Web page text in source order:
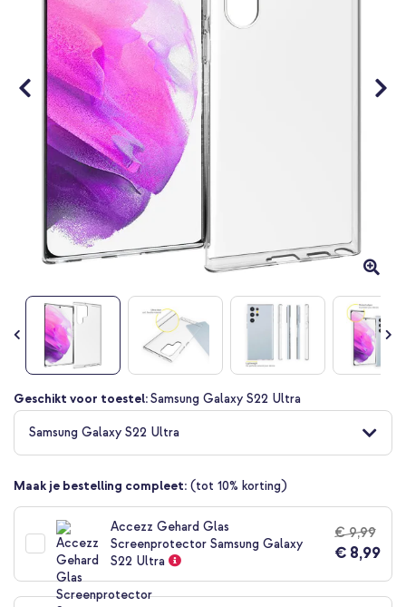
Ga
naar
het
begin
de
Geschikt voor toestel:Samsung Galaxy S22 Ultra
Samsung Galaxy S22 Ultra
Maak je bestelling compleet: (tot 10% korting)
Accezz Gehard Glas
Screenprotector Samsung Galaxy
S22 Ultra
€ 9,99
€ 8,99